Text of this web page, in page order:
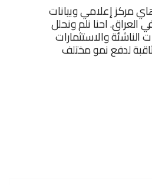
مركز إعلامي وبيانات
العراق. احنا نلم ونحلل
والاستثمارات
لدفع نمو مختلف